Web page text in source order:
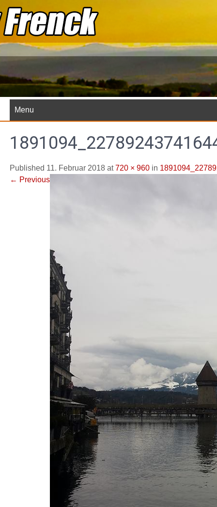
Skip
to
content
Menu
Published 11. Februar 2018 at720 × 960 in
← Previous